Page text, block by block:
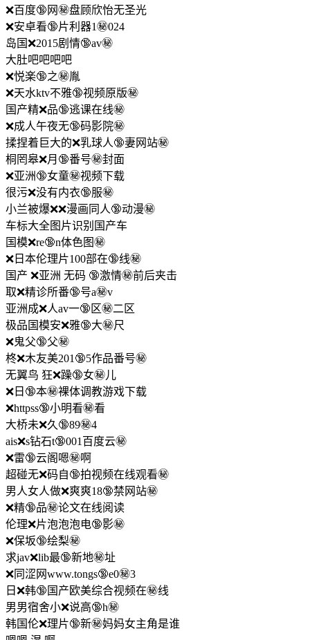
❌百度🔞网㊙️盘顾欣怡无圣光
❌安卓看🔞片利器1㊙️024
岛国❌2015剧情🔞av㊙️
大肚吧吧吧吧
❌悦楽🔞之㊙️胤
❌天水ktv不雅🔞视频原版㊙️
国产精❌品🔞逃课在线㊙️
❌成人午夜无🔞码影院㊙️
揉捏着巨大的❌乳球人🔞妻网站㊙️
桐罔皋❌月🔞番号㊙️封面
❌亚洲🔞女童㊙️视频下载
很污❌没有内衣🔞服㊙️
小兰被爆❌❌漫画同人🔞动漫㊙️
车标大全图片识别国产车
国模❌re🔞n体色图㊙️
❌日本伦理片100部在🔞线㊙️
国产 ❌亚洲 无码 🔞激情㊙️前后夹击
取❌精诊所番🔞号a㊙️v
亚洲成❌人av一🔞区㊙️二区
极品国模安❌雅🔞大㊙️尺
❌鬼父🔞父㊙️
柊❌木友美201🔞5作品番号㊙️
无翼鸟 狂❌躁🔞女㊙️儿
❌日🔞本㊙️裸体调教游戏下载
❌httpss🔞小明看㊙️看
大桥未❌久🔞89㊙️4
ais❌s钻石t🔞001百度云㊙️
❌雷🔞云阁嗯㊙️啊
超碰无❌码自🔞拍视频在线观看㊙️
男人女人做❌爽爽18🔞禁网站㊙️
❌精🔞品㊙️论文在线阅读
伦理❌片泡泡泡电🔞影㊙️
❌保坂🔞绘梨㊙️
求jav❌lib最🔞新地㊙️址
❌同涩网www.tongs🔞e0㊙️3
日❌韩🔞国产欧美综合视频在㊙️线
男男宿舍小❌说高🔞h㊙️
韩国伦❌理片🔞新㊙️妈妈女主角是谁